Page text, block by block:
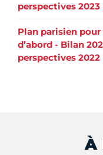
perspectives 2023
Plan parisien
d’abord - Bilan
perspectives 2022
À